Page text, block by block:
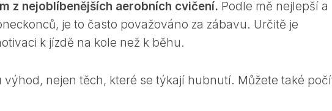
z nejoblíbenějších aerobních cvičení. Podle mě nejlepší a
je to často považováno za zábavu. Určitě je
k jízdě na kole než k běhu.
výhod, nejen těch, které se týkají hubnutí. Můžete také